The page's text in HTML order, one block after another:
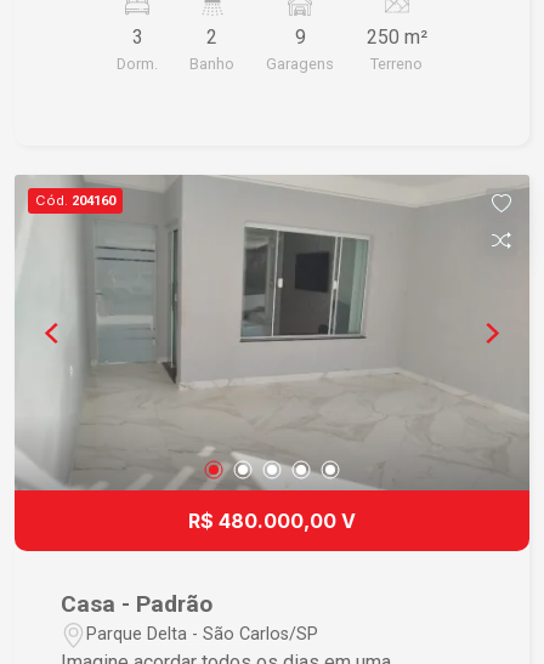
possui: 3 dormitórios; Sala; Cozinha; Copa; 2
banheiros; Lavabo; Lavanderia; 9 vagas de
garagem, sendo 3 cobertas; Amplo quintal,
excelente área externa. Entre em contato para
mais informações e agende sua visita!
3
Dorm.
2
Banho
9
Garagens
250 m²
Terreno
Cód. 204160
R$ 480.000,00 V
Casa - Padrão
Parque Delta - São Carlos/SP